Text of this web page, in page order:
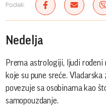
Podeli:
Nedelja
Prema astrologiji, ljudi rođeni
koje su pune sreće.
povezuje sa osobinama kao
samopouzdanje.